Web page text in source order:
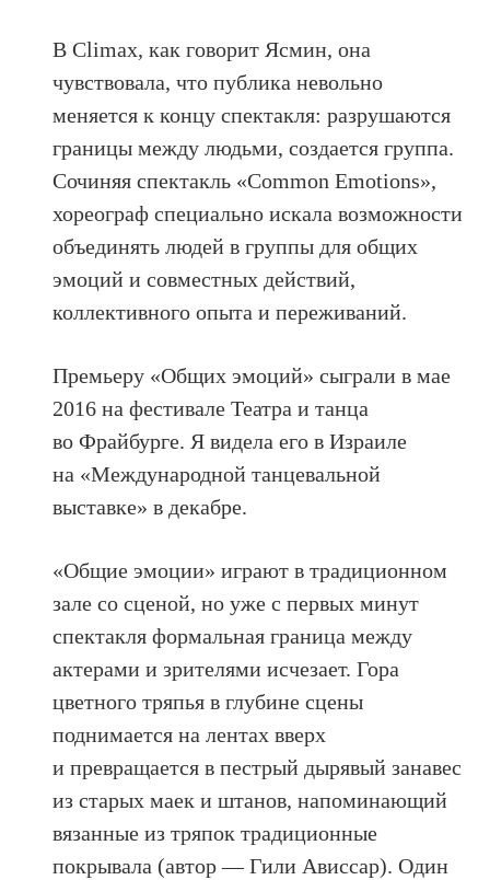
В Climax, как говорит Ясмин, она
чувствовала, что публика невольно
меняется к концу спектакля: разрушаются
границы между людьми, создается группа.
Сочиняя спектакль «Common Emotions»,
хореограф специально искала возможности
объединять людей в группы для общих
эмоций и совместных действий,
коллективного опыта и переживаний.
Премьеру «Общих эмоций» сыграли в мае
2016 на фестивале Театра и танца
во Фрайбурге. Я видела его в Израиле
на «Международной танцевальной
выставке» в декабре.
«Общие эмоции» играют в традиционном
зале со сценой, но уже с первых минут
спектакля формальная граница между
актерами и зрителями исчезает. Гора
цветного тряпья в глубине сцены
поднимается на лентах вверх
и превращается в пестрый дырявый занавес
из старых маек и штанов, напоминающий
вязанные из тряпок традиционные
покрывала (автор — Гили Ависсар). Один